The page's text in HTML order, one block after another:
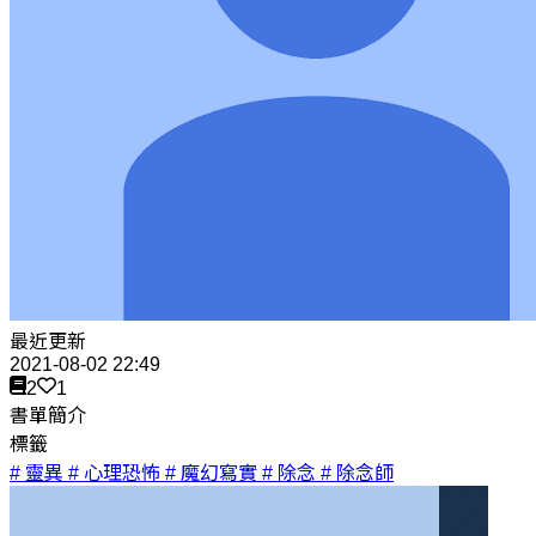
最近更新
2021-08-02 22:49
2
1
書單簡介
標籤
# 靈異 # 心理恐怖 # 魔幻寫實 # 除念 # 除念師